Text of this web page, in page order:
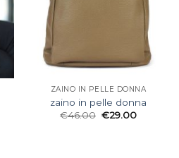
ZAINO IN PELLE DONNA
zaino in pelle donna
€46.00 €29.00